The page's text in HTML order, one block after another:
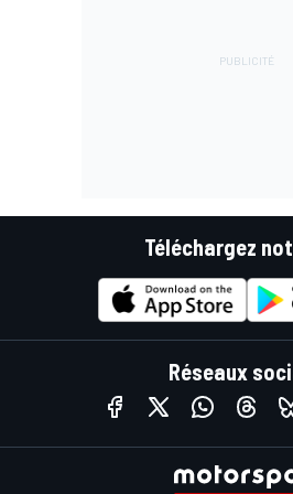
Téléchargez
Réseaux